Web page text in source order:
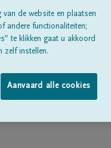
Over ons
de website en plaatsen
andere functionaliteiten;
te klikken gaat u akkoord
zelf instellen.
Aanvaard alle cookies